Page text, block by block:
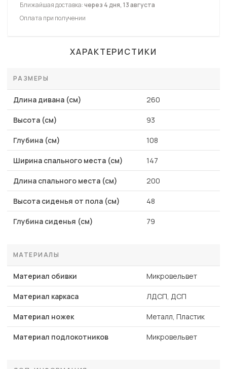
Ближайшая доставка:через 4 дня, 13 августа
Оплата при получении
ХАРАКТЕРИСТИКИ
РАЗМЕРЫ
Длина дивана (см) 260
Высота (см) 93
Глубина (см) 108
Ширина спального места (см) 147
Длина спального места (см) 200
Высота сиденья от пола (см) 48
Глубина сиденья (см) 79
МАТЕРИАЛЫ
Материал обивки Микровельвет
Материал каркаса ЛДСП, ДСП
Материал ножек Металл, Пластик
Материал подлокотников Микровельвет